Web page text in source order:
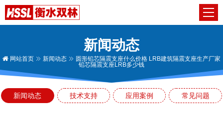
新闻动态
网站首页 新闻动态
圆形铅芯隔震支座什么价格 LRB建筑隔震支座生产厂家
铅芯隔震支座LRB多少钱
新闻动态 技术支持 应用案例 常见问题